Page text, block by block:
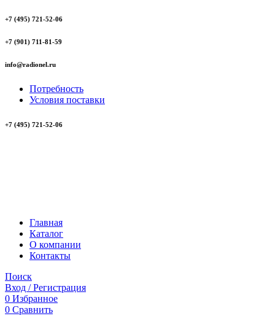
+7 (495) 721-52-06
+7 (901) 711-81-59
info@radionel.ru
Потребность
Условия поставки
+7 (495) 721-52-06
Главная
Каталог
О компании
Контакты
Поиск
Вход / Регистрация
0 Избранное
0 Сравнить